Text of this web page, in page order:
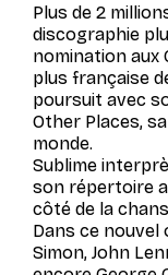
S’INSCRIRE À
Plus de 2
discographie
nomination aux
plus française
poursuit avec
Other Places,
monde.
Sublime
son répertoire
côté de la
Dans ce nouvel
Simon, John